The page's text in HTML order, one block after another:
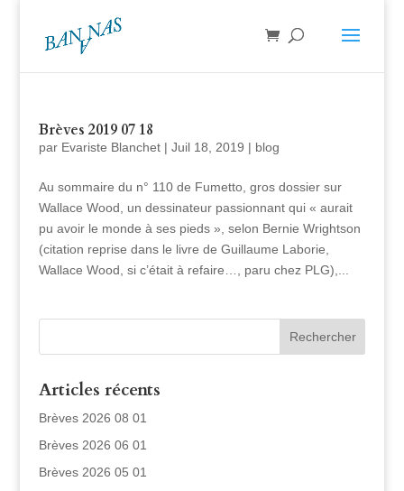
Brèves 2019 07 18
par Evariste Blanchet| Juil 18, 2019 | blog
Au sommaire du n° 110 de Fumetto, gros dossier sur
Wallace Wood, un dessinateur passionnant qui « aurait
pu avoir le monde à ses pieds », selon Bernie Wrightson
(citation reprise dans le livre de Guillaume Laborie,
Wallace Wood, si c’était à refaire…, paru chez PLG),...
Articles récents
Brèves 2026 08 01
Brèves 2026 06 01
Brèves 2026 05 01